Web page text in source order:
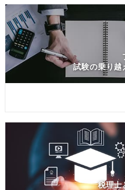
試験の乗り越
税理士